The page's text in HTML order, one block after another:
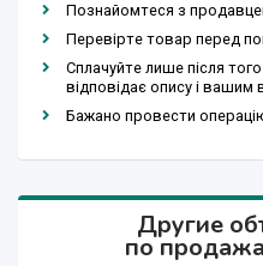
Познайомтеся з
Перевірте товар перед
Сплачуйте лише після
відповідає опису і вашим
Бажано провести
Другие
по